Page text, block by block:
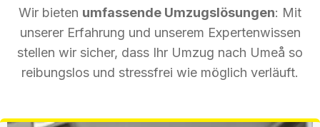
Wir bieten umfassende Umzugslösungen: Mit
unserer Erfahrung und unserem Expertenwissen
stellen wir sicher, dass Ihr Umzug nach Umeå so
reibungslos und stressfrei wie möglich verläuft.